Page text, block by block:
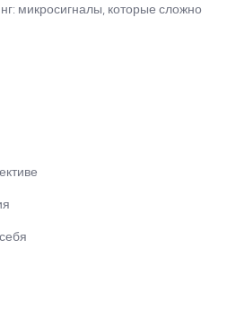
микросигналы, которые сложно